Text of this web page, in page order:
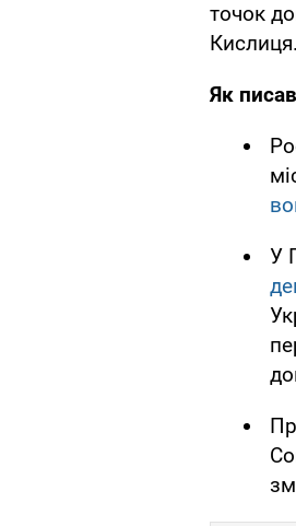
точок
Кислиця.
Як
У